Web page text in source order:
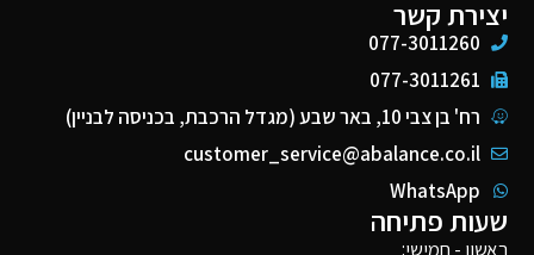
יצירת קשר
077-3011260
077-3011261
רח' בן צבי 10, באר שבע (מגדל הרכבת, בכניסה לבניין)
customer_service@abalance.co.il
WhatsApp
שעות פתיחה
ראשון - חמישי: